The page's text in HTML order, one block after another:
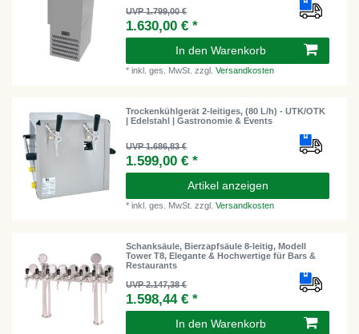
UVP 1.799,00 €
1.630,00 € *
In den Warenkorb
*inkl. ges. MwSt. zzgl.Versandkosten
Trockenkühlgerät 2-leitiges, (80 L/h) - UTK/OTK
| Edelstahl | Gastronomie & Events
UVP 1.686,83 €
1.599,00 € *
Artikel anzeigen
*inkl. ges. MwSt. zzgl.Versandkosten
Schanksäule, Bierzapfsäule 8-leitig, Modell
Tower T8, Elegante & Hochwertige für Bars &
Restaurants
UVP 2.147,38 €
1.598,44 € *
In den Warenkorb